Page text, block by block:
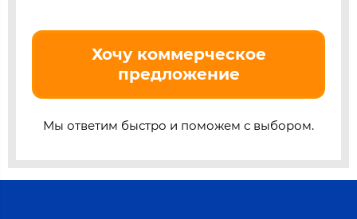
Хочу коммерческое
предложение
Мы ответим быстро и поможем с выбором.